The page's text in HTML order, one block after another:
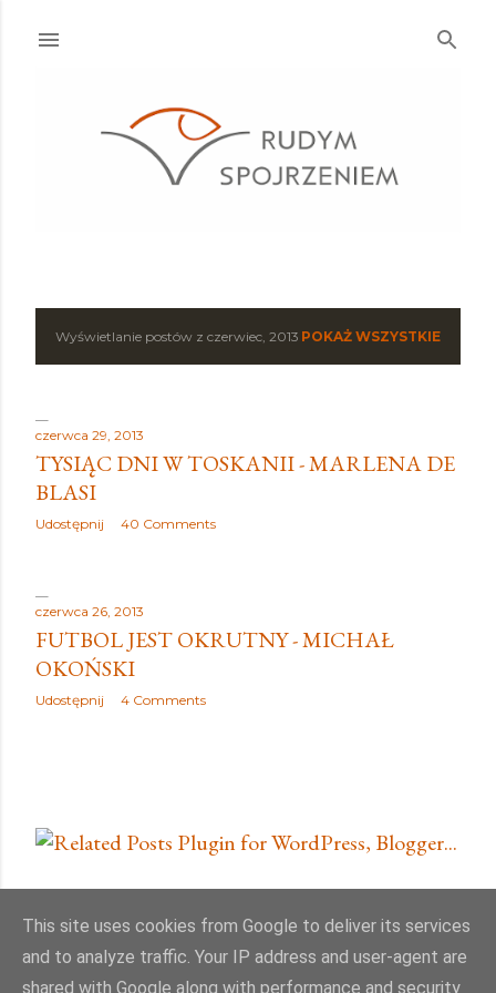
P
s
t
y
Wyświetlanie postów z czerwiec, 2013 POKAŻ WSZYSTKIE
czerwca 29, 2013
TYSIĄC DNI W TOSKANII - MARLENA DE
BLASI
Udostępnij 40 Comments
czerwca 26, 2013
FUTBOL JEST OKRUTNY - MICHAŁ
OKOŃSKI
Udostępnij 4 Comments
INSTA
This site uses cookies from Google to deliver its services
and to analyze traffic. Your IP address and user-agent are
shared with Google along with performance and security